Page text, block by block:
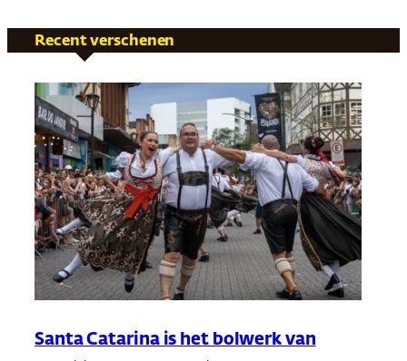
Recent verschenen
Santa Catarina is het bolwerk van